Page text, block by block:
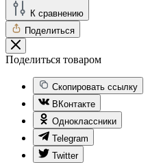
К сравнению
Поделиться
Поделиться товаром
Скопировать ссылку
ВКонтакте
Одноклассники
Telegram
Twitter